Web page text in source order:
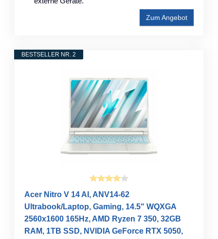
Zum Angebot
BESTSELLER NR. 2
Acer Nitro V 14 AI, ANV14-62
Ultrabook/Laptop, Gaming, 14.5" WQXGA
2560x1600 165Hz, AMD Ryzen 7 350, 32GB
RAM, 1TB SSD, NVIDIA GeForce RTX 5050,